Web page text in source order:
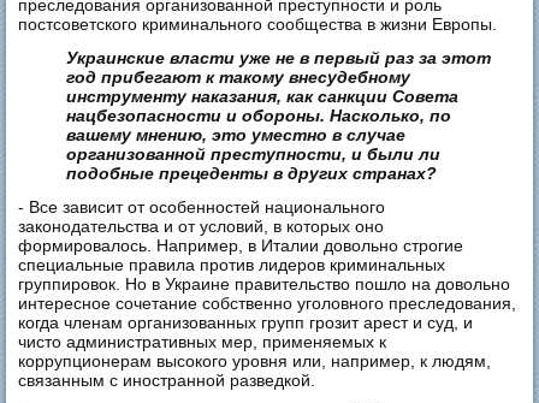
преследования организованной преступности и роль
постсоветского криминального сообщества в жизни Европы.
Украинские власти уже не в первый раз за этот
год прибегают к такому внесудебному
инструменту наказания, как санкции Совета
нацбезопасности и обороны. Насколько, по
вашему мнению, это уместно в случае
организованной преступности, и были ли
подобные прецеденты в других странах?
- Все зависит от особенностей национального
законодательства и от условий, в которых оно
формировалось. Например, в Италии довольно строгие
специальные правила против лидеров криминальных
группировок. Но в Украине правительство пошло на довольно
интересное сочетание собственно уголовного преследования,
когда членам организованных групп грозит арест и суд, и
чисто административных мер, применяемых к
коррупционерам высокого уровня или, например, к людям,
связанным с иностранной разведкой.